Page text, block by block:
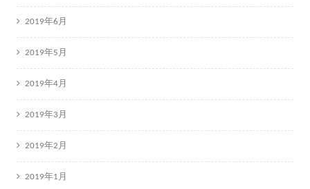
2019年6月
2019年5月
2019年4月
2019年3月
2019年2月
2019年1月